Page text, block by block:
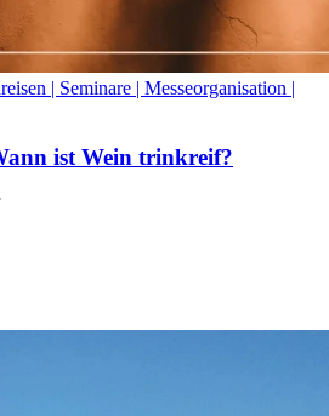
| Seminare | Messeorganisation |
ist Wein trinkreif?